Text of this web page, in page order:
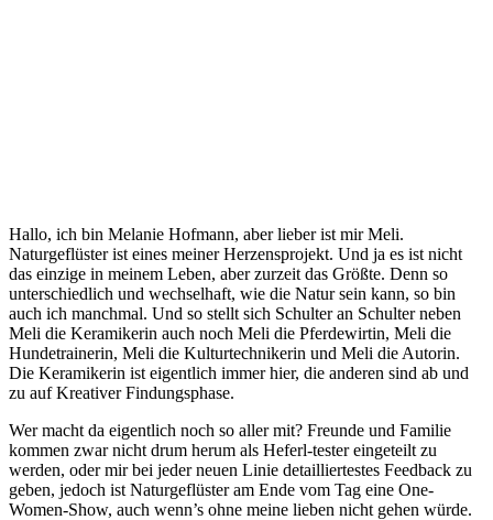
Hallo, ich bin Melanie Hofmann, aber lieber ist mir Meli.
Naturgeflüster ist eines meiner Herzensprojekt. Und ja es ist nicht
das einzige in meinem Leben, aber zurzeit das Größte. Denn so
unterschiedlich und wechselhaft, wie die Natur sein kann, so bin
auch ich manchmal. Und so stellt sich Schulter an Schulter neben
Meli die Keramikerin auch noch Meli die Pferdewirtin, Meli die
Hundetrainerin, Meli die Kulturtechnikerin und Meli die Autorin.
Die Keramikerin ist eigentlich immer hier, die anderen sind ab und
zu auf Kreativer Findungsphase.
Wer macht da eigentlich noch so aller mit? Freunde und Familie
kommen zwar nicht drum herum als Heferl-tester eingeteilt zu
werden, oder mir bei jeder neuen Linie detailliertestes Feedback zu
geben, jedoch ist Naturgeflüster am Ende vom Tag eine One-
Women-Show, auch wenn’s ohne meine lieben nicht gehen würde.